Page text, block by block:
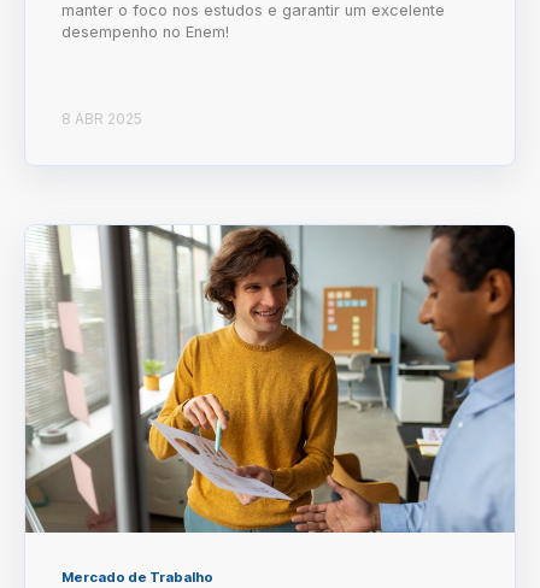
manter o foco nos estudos e garantir um excelente
desempenho no Enem!
8 ABR 2025
Mercado de Trabalho